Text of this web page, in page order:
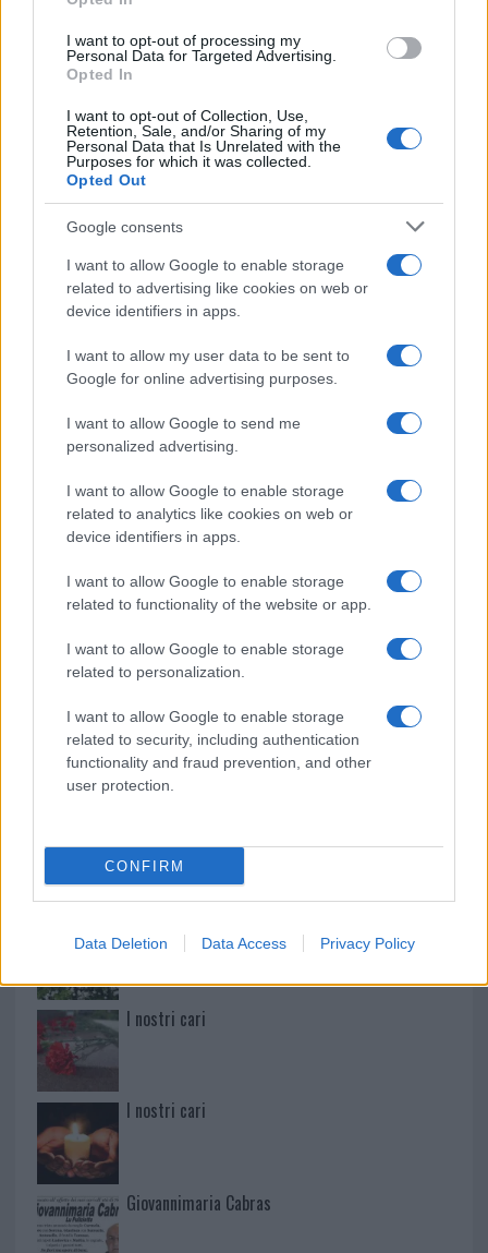
I want to opt-out of processing my
Personal Data for Targeted Advertising.
Opted In
I want to opt-out of Collection, Use,
Retention, Sale, and/or Sharing of my
Personal Data that Is Unrelated with the
Purposes for which it was collected.
Opted Out
Google consents
I want to allow Google to enable storage
related to advertising like cookies on web or
device identifiers in apps.
I want to allow my user data to be sent to
Google for online advertising purposes.
I want to allow Google to send me
personalized advertising.
I want to allow Google to enable storage
related to analytics like cookies on web or
device identifiers in apps.
I want to allow Google to enable storage
related to functionality of the website or app.
I want to allow Google to enable storage
related to personalization.
I want to allow Google to enable storage
related to security, including authentication
functionality and fraud prevention, and other
user protection.
CONFIRM
Data Deletion Data Access Privacy Policy
soluzione ideale per la casa e l’ufficio
Monte Pino, la fine di un lungo dolore: storia e
rinascita della strada che segnò la Gallura
Raid nelle campagne di Berchidda, rischio per
la rete elettrica
NECROLOGIE
Mario Malu
Paolo Pinna
I nostri cari
I nostri cari
Giovannimaria Cabras